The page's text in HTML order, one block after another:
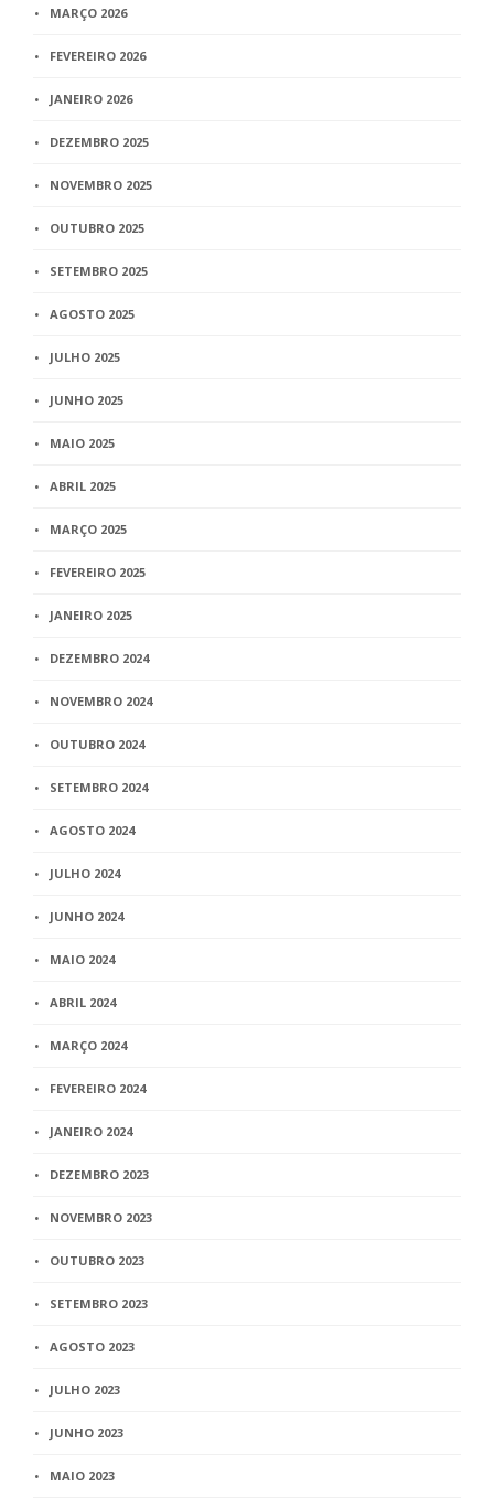
MARÇO 2026
FEVEREIRO 2026
JANEIRO 2026
DEZEMBRO 2025
NOVEMBRO 2025
OUTUBRO 2025
SETEMBRO 2025
AGOSTO 2025
JULHO 2025
JUNHO 2025
MAIO 2025
ABRIL 2025
MARÇO 2025
FEVEREIRO 2025
JANEIRO 2025
DEZEMBRO 2024
NOVEMBRO 2024
OUTUBRO 2024
SETEMBRO 2024
AGOSTO 2024
JULHO 2024
JUNHO 2024
MAIO 2024
ABRIL 2024
MARÇO 2024
FEVEREIRO 2024
JANEIRO 2024
DEZEMBRO 2023
NOVEMBRO 2023
OUTUBRO 2023
SETEMBRO 2023
AGOSTO 2023
JULHO 2023
JUNHO 2023
MAIO 2023